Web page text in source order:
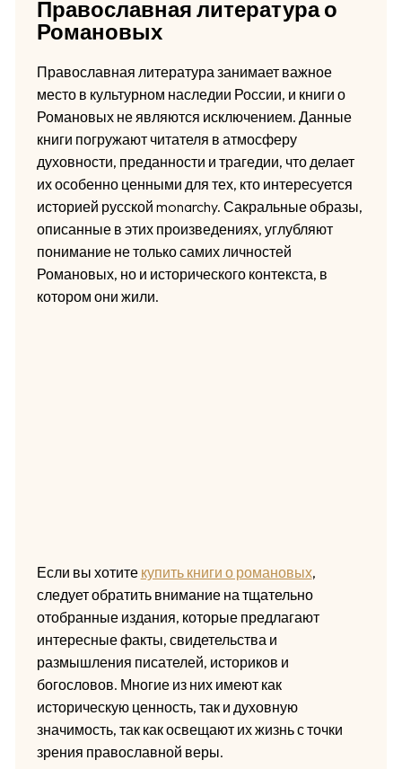
Православная литература о
Романовых
Православная литература занимает важное
место в культурном наследии России, и книги о
Романовых не являются исключением. Данные
книги погружают читателя в атмосферу
духовности, преданности и трагедии, что делает
их особенно ценными для тех, кто интересуется
историей русской monarchy. Сакральные образы,
описанные в этих произведениях, углубляют
понимание не только самих личностей
Романовых, но и исторического контекста, в
котором они жили.
Если вы хотите купить книги о романовых,
следует обратить внимание на тщательно
отобранные издания, которые предлагают
интересные факты, свидетельства и
размышления писателей, историков и
богословов. Многие из них имеют как
историческую ценность, так и духовную
значимость, так как освещают их жизнь с точки
зрения православной веры.